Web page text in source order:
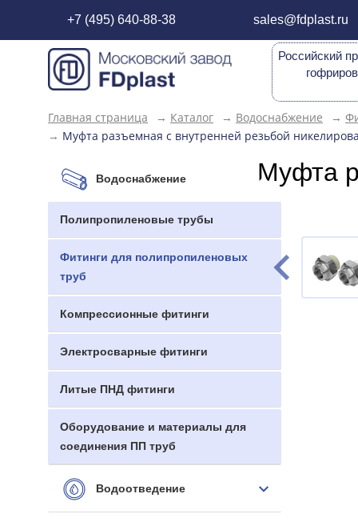
+7 (495) 640-88-38 sales@fdplast.ru
Российский
Главная страница → Каталог → Водоснабжение →
→ Муфта разъемная с внутренней резьбой
Водоснабжение
Полипропиленовые трубы
Фитинги для полипропиленовых
труб
Компрессионные фитинги
Электросварные фитинги
Литые ПНД фитинги
Оборудование и материалы для
соединения ПП труб
Водоотведение
Муфта